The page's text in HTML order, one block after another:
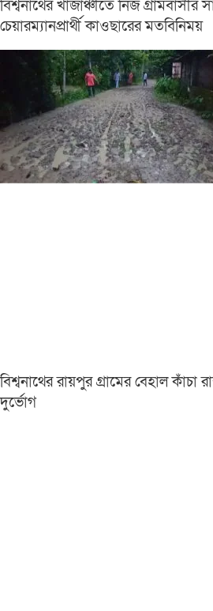
বিশ্বনাথের খাজাঞ্চীতে নিজ গ্রামবাসীর
চেয়ারম্যানপ্রার্থী কাওছারের মতবিনিময়
বিশ্বনাথের রায়পুর গ্রামের বেহাল কাঁচা
দুর্ভোগ